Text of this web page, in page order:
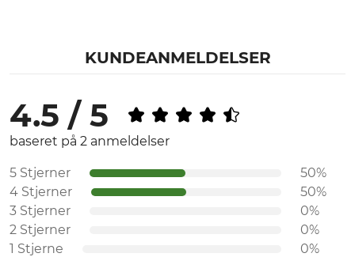
KUNDEANMELDELSER
4.5 / 5
baseret på 2 anmeldelser
5 Stjerner
50%
4 Stjerner
50%
3 Stjerner
0%
2 Stjerner
0%
1 Stjerne
0%